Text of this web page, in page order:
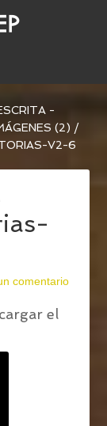
-
(2) /
V2-6
comentario
el